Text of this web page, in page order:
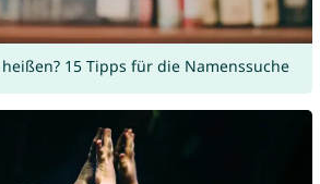
15 Tipps für die Namenssuche